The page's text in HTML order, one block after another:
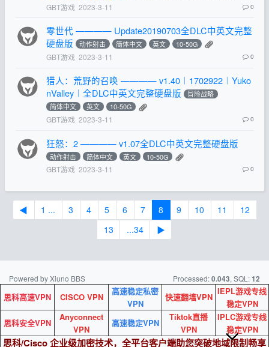
GBT游戏 2023-3-11 0
零世代 ———— Update20190703全DLC中英文完整
硬盘版
动作射击 简体中文 英文 10-50G
GBT游戏 2023-3-11 0
猎人：荒野的召唤 ———— v1.40︱1702922︱Yuko
nValley︱全DLC中英文完整硬盘版
冒险战略
简体中文
英文 10-50G
GBT游戏 2023-3-11 0
狂怒：2 ———— v1.07全DLC中英文完整硬盘版
动作射击 简体中文 英文 10-50G
GBT游戏 2023-3-11 0
◀ 1 ... 3 4 5 6 7 8 9 10 11
12
13
...34 ▶
Powered by Xiuno BBS Processed:0.043, SQL:12
思科高速VPN CISCO VPN
高速稳定私密
VPN
快速翻墙VPN
IEPL游戏专线
稳定VPN
思科安全VPN
Anyconnect
VPN
高速稳定VPN
Tiktok直播
VPN
IPLC游戏专线
稳定VPN
思科/Cisco 企业级加密技术，全平台客户端助您突破地域限制畅享